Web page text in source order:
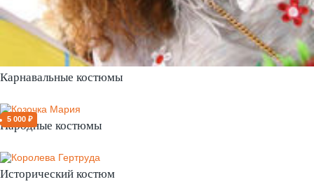
Карнавальные костюмы
5 000 ₽
Народные костюмы
Исторический костюм